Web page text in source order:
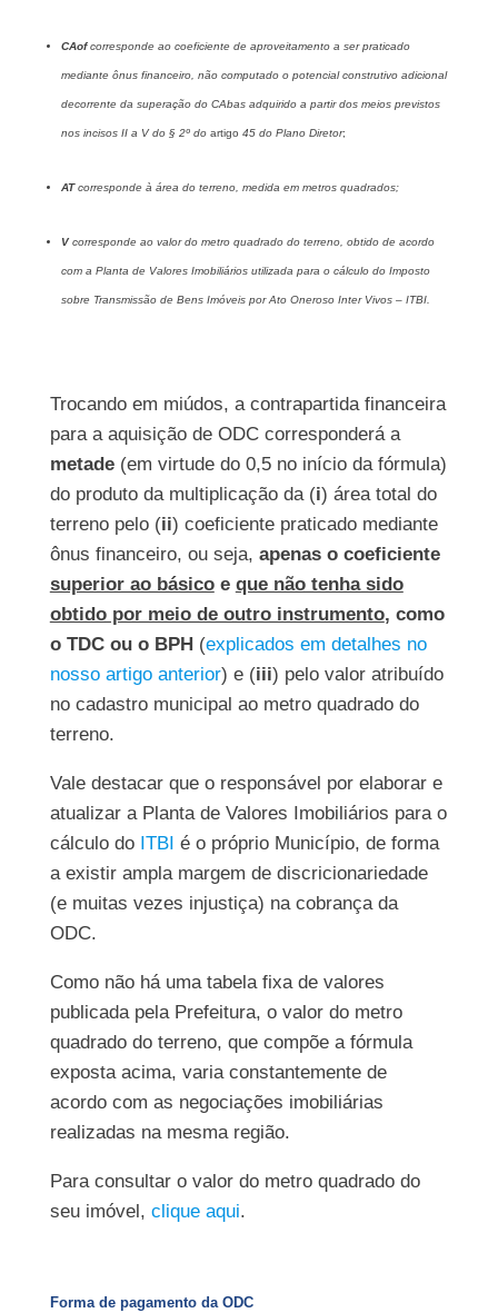
CAofcorresponde ao coeficiente de aproveitamento a ser praticado
mediante ônus financeiro, não computado o potencial construtivo adicional
decorrente da superação do CAbas adquirido a partir dos meios previstos
nos incisos II a V do § 2º do artigo 45 do Plano Diretor;
ATcorresponde à área do terreno, medida em metros quadrados;
Vcorresponde ao valor do metro quadrado do terreno, obtido de acordo
com a Planta de Valores Imobiliários utilizada para o cálculo do Imposto
sobre Transmissão de Bens Imóveis por Ato Oneroso Inter Vivos – ITBI.
Trocando em miúdos, a contrapartida financeira
para a aquisição de ODC corresponderá a
metade(em virtude do 0,5 no início da fórmula)
do produto da multiplicação da (i) área total do
terreno pelo (ii) coeficiente praticado mediante
ônus financeiro, ou seja, apenas o coeficiente
superior ao básicoe que não tenha sido
obtido por meio de outro instrumento, como
o TDC ou o BPH (explicados em detalhes no
nosso artigo anterior) e (iii) pelo valor atribuído
no cadastro municipal ao metro quadrado do
terreno.
Vale destacar que o responsável por elaborar e
atualizar a Planta de Valores Imobiliários para o
cálculo do ITBI é o próprio Município, de forma
a existir ampla margem de discricionariedade
(e muitas vezes injustiça) na cobrança da
ODC.
Como não há uma tabela fixa de valores
publicada pela Prefeitura, o valor do metro
quadrado do terreno, que compõe a fórmula
exposta acima, varia constantemente de
acordo com as negociações imobiliárias
realizadas na mesma região.
Para consultar o valor do metro quadrado do
seu imóvel, clique aqui.
Forma de pagamento da ODC